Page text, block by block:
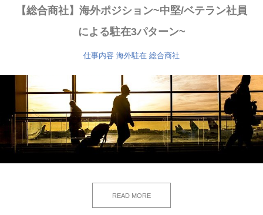
【総合商社】海外ポジション~中堅/ベテラン社員
による駐在3パターン~
仕事内容 海外駐在 総合商社
READ MORE